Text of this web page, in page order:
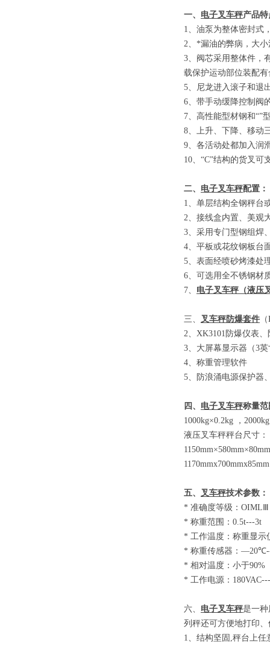
一、 电子叉车秤产品特
1、 油泵为整体密封式
2、 *漏油的弊病，大
3、 阀芯采用整体件，
载保护运动部位装配
5、 尼龙进入滚子和退
6、 带手动缓降控制阀
7、 高性能型材钢和“”
8、 上升、下降、移动
9、 各活动处都加入润
10、 “C”结构的货叉可
二、 电子叉车秤配置：
1、单层结构全钢秤台
2、接线盒内置、美观
3、采用专门型钢组焊
4、平板或花纹钢板台
5、表面经喷砂烤漆处
6、可选用全不锈钢材
7、 电子叉车秤 （液压
三、 叉车秤防爆套件
2、 XK3101 防爆仪表
3、大屏幕显示器 （3英
4、称重管理软件
5、防浪涌电源保护器
四、 电子叉车秤称量范
1000kg×0.2kg
，
液压叉车秤秤台尺寸：
1150mm×580mm×80mm
1170mmx700mmx85mm
五、 叉车秤技术参数 ：
* 准确度等级：
* 称重范围：
* 工作温度：称重显示
* 称重传感器：
* 相对温度：小于
* 工作电源：
六、 电子叉车秤是一
列秤还可方便地打印
1、结构坚固 ,秤台上任